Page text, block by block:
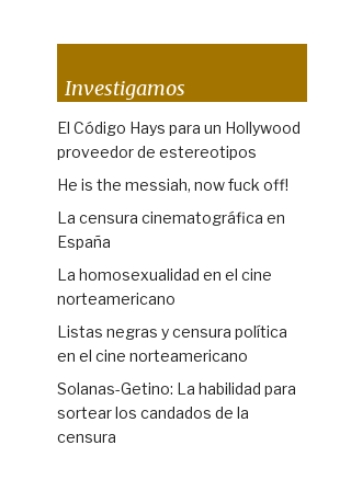
Investigamos
El Código Hays para un Hollywood
proveedor de estereotipos
He is the messiah, now fuck off!
La censura cinematográfica en
España
La homosexualidad en el cine
norteamericano
Listas negras y censura política
en el cine norteamericano
Solanas-Getino: La habilidad para
sortear los candados de la
censura